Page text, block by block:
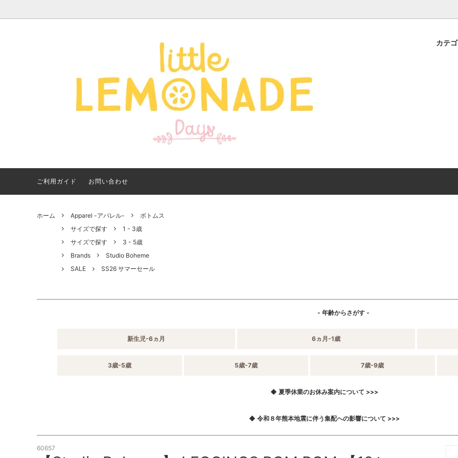
カテ
Apparel -アパレル- Goods - 雑貨 -
サイズで探す Brands
【夏アイテム特集】 2026
年最新！子ども用水着・浮
き輪 アイテム
【出産ギフト特集】 出産祝
いにおすすめのアイテムを
ご紹介
ご利用ガイド お問い合わせ
ホーム Apparel -アパレル-
ボトムス
サイズで探す
1 - 3歳
サイズで探す
3 - 5歳
Brands
Studio Boheme
SALE
SS26 サマーセール
- 年齢からさがす -
新生児-6ヵ月 6ヵ月-1歳
3歳-5歳 5歳-7歳 7歳-9歳
◆ 夏季休業のお休み案内について >>>
◆ 令和８年熊本地震に伴う集配への影響について >>>
60657